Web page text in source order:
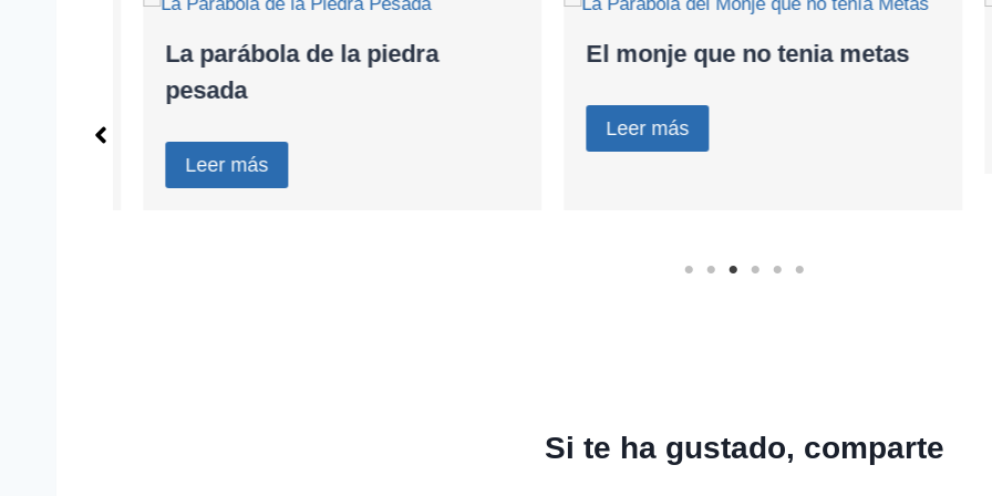
La parábola de la piedra
pesada
Leer más
El monje que no tenia metas
Leer más
Si te ha gustado, comparte